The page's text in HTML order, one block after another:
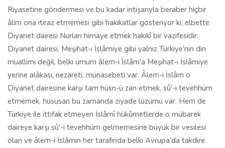
Riyasetine göndermesi ve bu kadar intişarıyla beraber hiçbir
âlim ona itiraz etmemesi gibi hakikatlar gösteriyor ki; elbette
Diyanet dairesi Nurları himaye etmek hakikî bir vazifesidir.
Diyanet dairesi, Meşihat-ı İslâmiye gibi yalnız Türkiye'nin din
muallimi değil, belki umum âlem-i İslâm'a Meşihat-ı İslâmiye
yerine alâkası, nezareti, münasebeti var. Âlem-i İslâm o
Diyanet dairesine karşı tam hüsn-ü zan etmek, sû'-i tevehhüm
etmemek, hususan bu zamanda ziyade lüzumu var. Hem de
Türkiye ile ittifak etmeyen İslâmî hükûmetlerde o mübarek
daireye karşı sû'-i tevehhüm gelmemesine büyük bir vesilesi
olan ve âlem-i İslâmın her tarafında belki Avrupa'da takdire